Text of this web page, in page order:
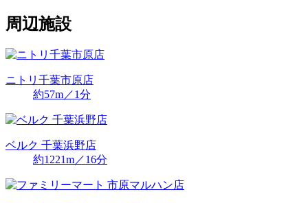
周辺施設
ニトリ千葉市原店
約57m／1分
ベルク 千葉浜野店
約1221m／16分